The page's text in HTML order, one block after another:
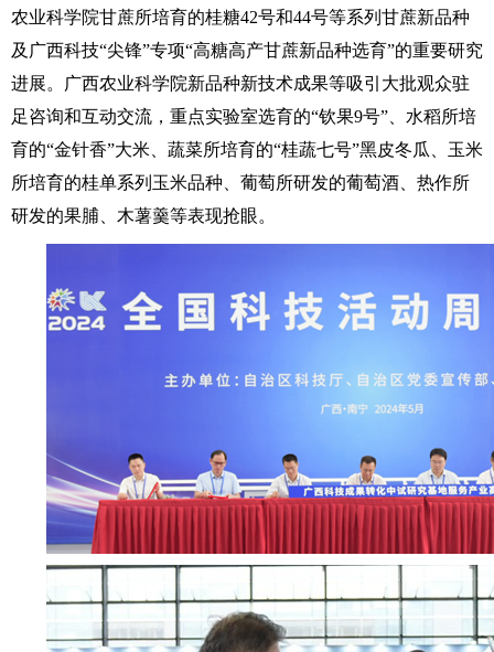
农业科学院甘蔗所培育的桂糖42号和44号等系列甘蔗新品种
及广西科技“尖锋”专项“高糖高产甘蔗新品种选育”的重要研究
进展。广西农业科学院新品种新技术成果等吸引大批观众驻
足咨询和互动交流，重点实验室选育的“钦果9号”、水稻所培
育的“金针香”大米、蔬菜所培育的“桂蔬七号”黑皮冬瓜、玉米
所培育的桂单系列玉米品种、葡萄所研发的葡萄酒、热作所
研发的果脯、木薯羹等表现抢眼。